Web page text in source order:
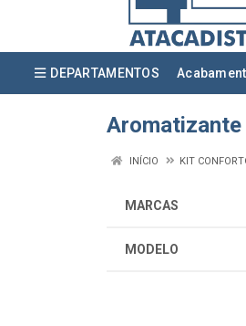
DEPARTAMENTOS
Aromatizante
INÍCIO KIT
MARCAS
MODELO